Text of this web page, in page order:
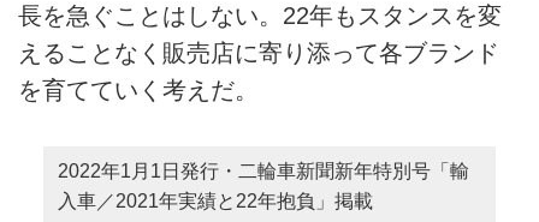
長を急ぐことはしない。22年もスタンスを変
えることなく販売店に寄り添って各ブランド
を育てていく考えだ。
2022年1月1日発行・二輪車新聞新年特別号「輸
入車／2021年実績と22年抱負」掲載